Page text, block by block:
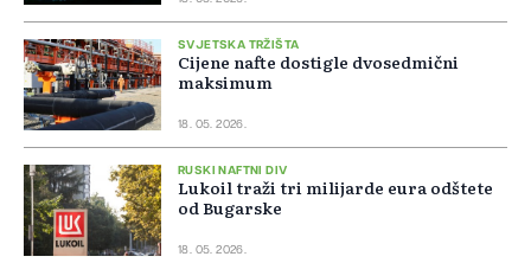
SVJETSKA TRŽIŠTA
Cijene nafte dostigle dvosedmični
maksimum
18. 05. 2026.
RUSKI NAFTNI DIV
Lukoil traži tri milijarde eura odštete
od Bugarske
18. 05. 2026.